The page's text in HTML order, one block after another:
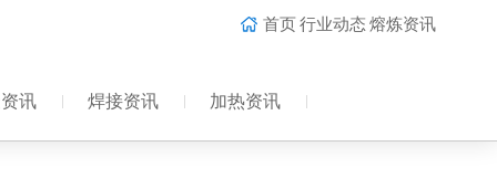
首页行业动态 熔炼资讯
讯 焊接资讯 加热资讯